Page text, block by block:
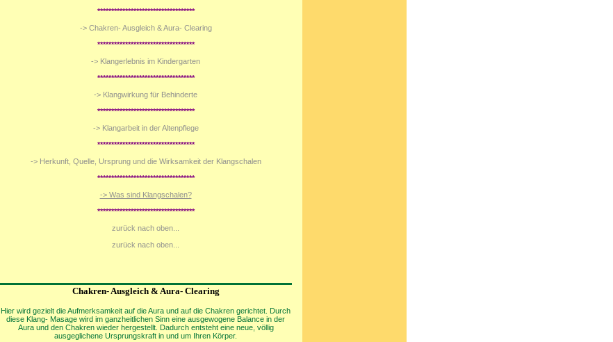
***********************************
-> Chakren- Ausgleich & Aura- Clearing
***********************************
-> Klangerlebnis im Kindergarten
***********************************
-> Klangwirkung für Behinderte
***********************************
-> Klangarbeit in der Altenpflege
***********************************
-> Herkunft, Quelle, Ursprung und die Wirksamkeit der Klangschalen
***********************************
-> Was sind Klangschalen?
***********************************
zurück nach oben...
zurück nach oben...
Chakren- Ausgleich & Aura- Clearing
Hier wird gezielt die Aufmerksamkeit auf die Aura und auf die Chakren gerichtet. Durch
diese Klang- Masage wird im ganzheitlichen Sinn eine ausgewogene Balance in der
Aura und den Chakren wieder hergestellt. Dadurch entsteht eine neue, völlig
ausgeglichene Ursprungskraft in und um Ihren Körper.